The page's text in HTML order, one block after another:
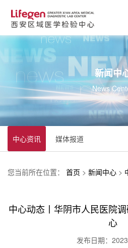
新闻中
News
中心资讯 媒体报道
您当前所在位置： 首页 > 新闻中心 >
中心动态丨华阴市人民医院
心
发布日期：